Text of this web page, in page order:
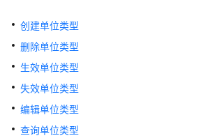
品
介
绍
计
费
创建单位类型
删除单位类型
生效单位类型
失效单位类型
编辑单位类型
查询单位类型